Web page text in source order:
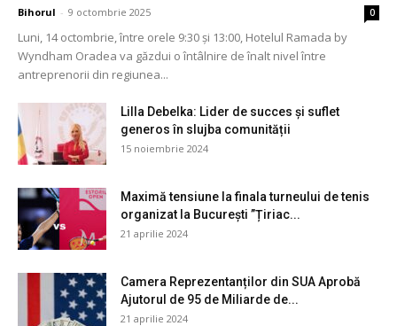
Bihorul - 9 octombrie 2025 0
Luni, 14 octombrie, între orele 9:30 și 13:00, Hotelul Ramada by
Wyndham Oradea va găzdui o întâlnire de înalt nivel între
antreprenorii din regiunea...
Lilla Debelka: Lider de succes și suflet
generos în slujba comunității
15 noiembrie 2024
Maximă tensiune la finala turneului de tenis
organizat la București ”Țiriac...
21 aprilie 2024
Camera Reprezentanților din SUA Aprobă
Ajutorul de 95 de Miliarde de...
21 aprilie 2024